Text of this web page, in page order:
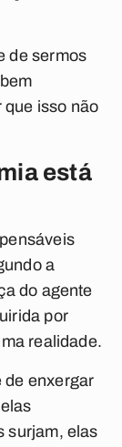
de sermos
que isso não
está
a
do agente
por
realidade.
de enxergar
surjam, elas